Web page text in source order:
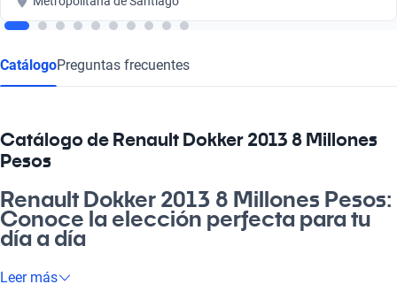
CatálogoPreguntas frecuentes
Catálogo de Renault Dokker 2013 8 Millones
Pesos
Renault Dokker 2013 8 Millones Pesos:
Conoce la elección perfecta para tu
día a día
Si buscas un vehículo que se adapte a tu estilo de vida, el
Leer más